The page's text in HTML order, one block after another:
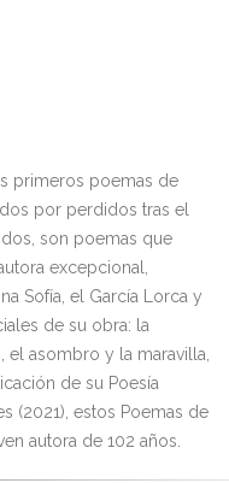
primeros poemas de
por perdidos tras el
son poemas que
excepcional,
Sofía, el García Lorca y
de su obra: la
el asombro y la maravilla,
de su Poesía
(2021), estos Poemas de
autora de 102 años.